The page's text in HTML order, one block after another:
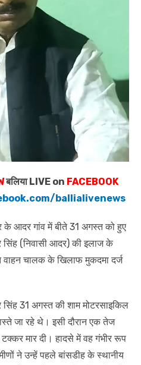
बलिया LIVE on FACEBOOK
ballialivenews
के आदर गांव में बीते 31 अगस्त को हुए
(निवासी आदर) की इलाज के
वाहन चालक के खिलाफ मुकदमा दर्ज
31 अगस्त की शाम मोटरसाइकिल
जा रहे थे। इसी दौरान एक तेज
टक्कर मार दी। हादसे में वह गंभीर रूप
ने उन्हें पहले बांसडीह के स्थानीय